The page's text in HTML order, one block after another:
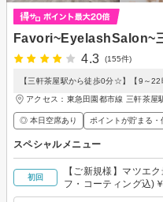
Favori~EyelashSalon~
4.3
(155件)
【三軒茶屋駅から徒歩0分☆】【9～
アクセス：東急田園都市線 三軒茶屋
◎ 本日空席あり ポイントが貯まる・
スペシャルメニュー
初回
【ご新規様】マツエ
フ・コーティング込)